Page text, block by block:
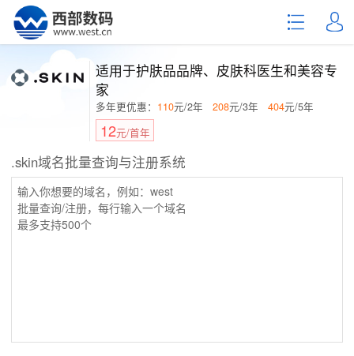
适用于护肤品品牌、皮肤科医生和美容专
家
多年更优惠： 110元/2年208元/3年404元/5年
12元/首年
.skin域名批量查询与注册系统